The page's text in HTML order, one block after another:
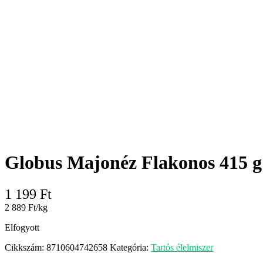
Globus Majonéz Flakonos 415 g
1 199 Ft
2 889 Ft/kg
Elfogyott
Cikkszám: 8710604742658 Kategória: Tartós élelmiszer